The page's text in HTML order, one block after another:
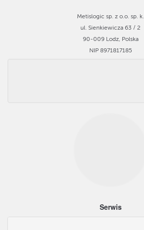
Metislogic sp. z o.o. sp. k.
ul. Sienkiewicza 63 / 2
90-009 Lodz, Polska
NIP 8971817185
Serwis